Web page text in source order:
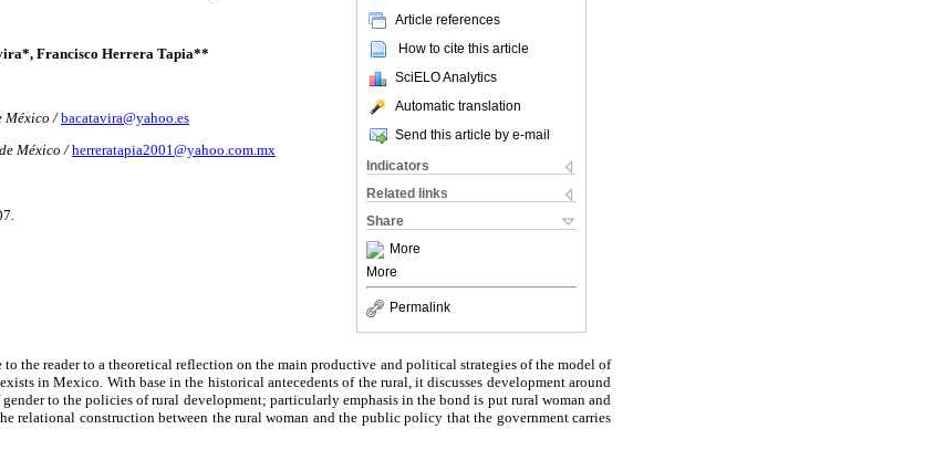
Article references
How to cite this article
SciELO Analytics
Automatic translation
Send this article by e-mail
Indicators
Related links
Share
More
More
Permalink
Francisco Herrera Tapia**
México / bacatavira@yahoo.es
México / herreratapia2001@yahoo.com.mx
the reader to a theoretical reflection on the main productive and political strategies of the model of
in Mexico. With base in the historical antecedents of the rural, it discusses development around
to the policies of rural development; particularly emphasis in the bond is put rural woman and
relational construction between the rural woman and the public policy that the government carries